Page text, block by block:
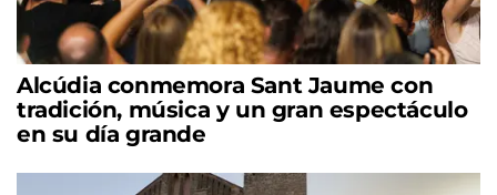
Alcúdia conmemora Sant Jaume con
tradición, música y un gran espectáculo
en su día grande